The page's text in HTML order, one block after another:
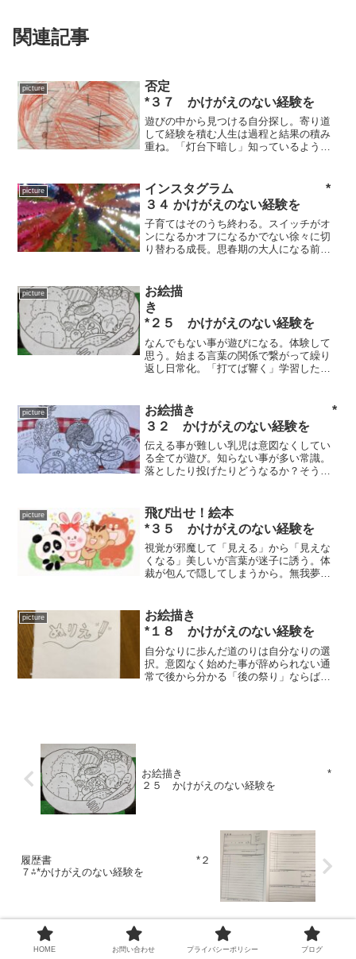
関連記事
picture
否定
*３７ かけがえのない経験を
遊びの中から見つける自分探し。寄り道
して経験を積む人生は過程と結果の積み
重ね。「灯台下暗し」知っているようで
ントを得る。目の前の課題をこなす過程
に落ちてる！
picture
インスタグラム *
３４ かけがえのない経験を
子育てはそのうち終わる。スイッチがオ
ンになるかオフになるかでない徐々に切
り替わる成長。思春期の大人になる前の
た価値観が話す言葉を受け入れて！子孫
繁栄を願うなら。
picture
お絵描
き
*２５ かけがえのない経験を
なんでもない事が遊びになる。体験して
思う。始まる言葉の関係で繋がって繰り
返し日常化。「打てば響く」学習したら
分の色を出してみる。思い出を胸に繰り
広げる展開が楽しみ！
picture
お絵描き *
３２ かけがえのない経験を
伝える事が難しい乳児は意図なくしてい
る全てが遊び。知らない事が多い常識。
落としたり投げたりどうなるか？そうく
「良い事そうでない事」自分で考えられ
る年令まで少しの猶予を！
picture
飛び出せ！絵本
*３５ かけがえのない経験を
視覚が邪魔して「見える」から「見えな
くなる」美しいが言葉が迷子に誘う。体
裁が包んで隠してしまうから。無我夢中
素直な心がかけがえのない環境で育まれ
ますよう。
picture
お絵描き
*１８ かけがえのない経験を
自分なりに歩んだ道のりは自分なりの選
択。意図なく始めた事が辞められない通
常で後から分かる「後の祭り」ならば最
お絵描き *
２５ かけがえのない経験を
履歴書 *２
７⁂*かけがえのない経験を
コメント
HOME お問い合わせ プライバシーポリシー ブログ